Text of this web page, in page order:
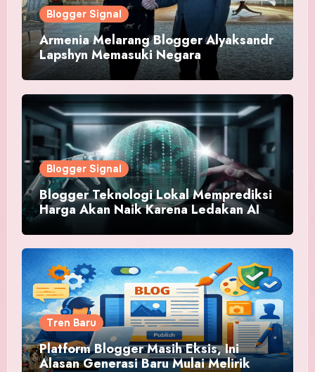
Blogger Signal
Armenia Melarang Blogger Alyaksandr
Lapshyn Memasuki Negara
Blogger Signal
Blogger Teknologi Lokal Memprediksi
Harga Akan Naik Karena Ledakan AI
Tren Baru
Platform Blogger Masih Eksis, Ini
Alasan Generasi Baru Mulai Melirik